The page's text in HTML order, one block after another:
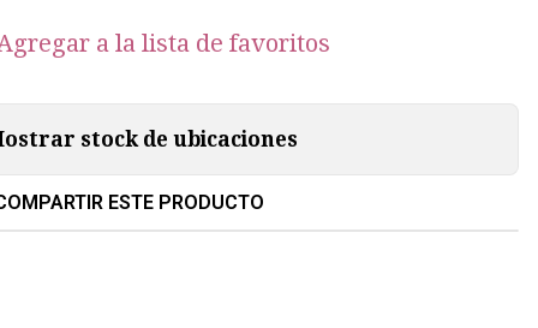
a la lista de favoritos
stock de ubicaciones
ESTE PRODUCTO